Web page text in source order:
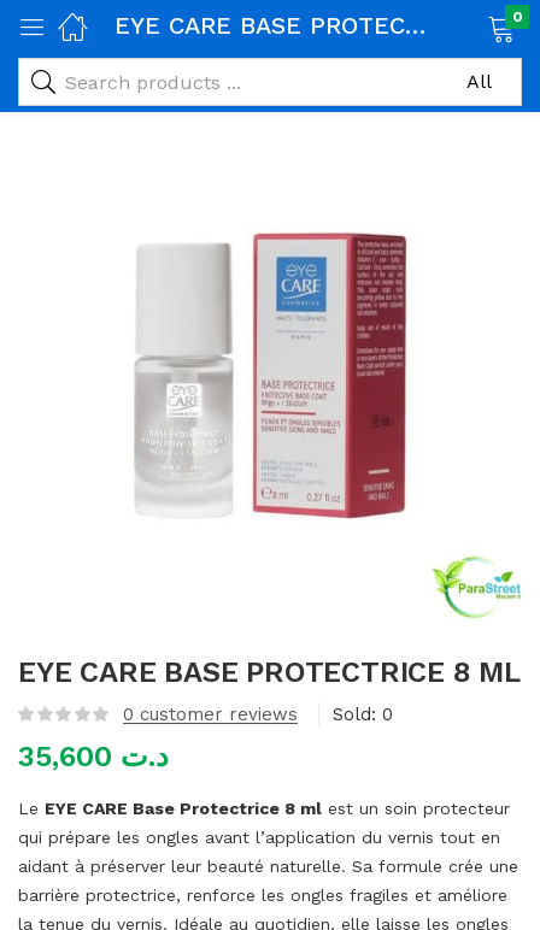
et maman)
EYE CARE BASE PROTECTRICE 8 ML 0
EYE CARE BASE PROTECTRICE 8 ML
0 customer reviews Sold: 0
د.ت
Le EYE CARE Base Protectrice 8 ml est un soin protecteur
qui prépare les ongles avant l’application du vernis tout en
aidant à préserver leur beauté naturelle. Sa formule crée une
barrière protectrice, renforce les ongles fragiles et améliore
la tenue du vernis. Idéale au quotidien, elle laisse les ongles